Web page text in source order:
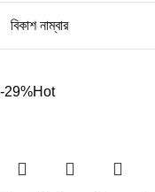
বিকাশ নাম্বার
-29%Hot